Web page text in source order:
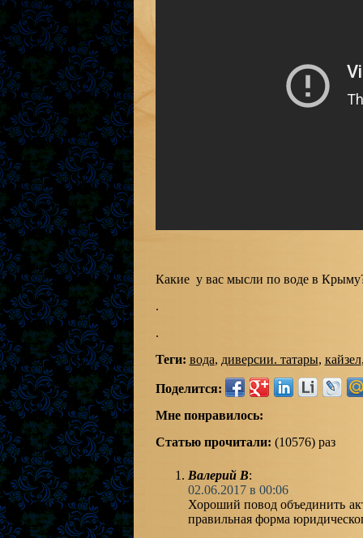
Какие у вас мысли по воде в
.
.
Теги: вода, диверсии. татары, кайзел
Поделится:
Мне понравилось:
Статью прочитали: (10576) раз
Валерий В:
02.06.2017 в 00:06
Хороший повод объединить
правильная форма